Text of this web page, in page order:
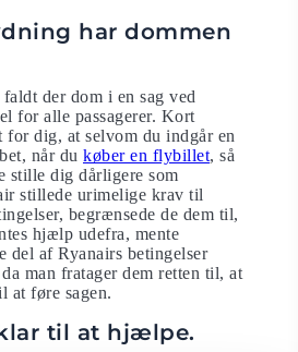
har dommen
der dom i en sag ved
for alle passagerer. Kort
for dig, at selvom du indgår en
når du køber en flybillet, så
stille dig dårligere som
stillede urimelige krav til
begrænsede de dem til,
hjælp udefra, mente
del af Ryanairs betingelser
man fratager dem retten til, at
at føre sagen.
til at hjælpe.